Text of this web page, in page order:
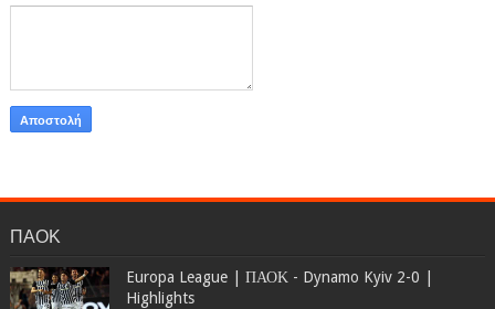
ΠΑΟΚ
Europa League | ΠΑΟΚ - Dynamo Kyiv 2-0 |
Highlights